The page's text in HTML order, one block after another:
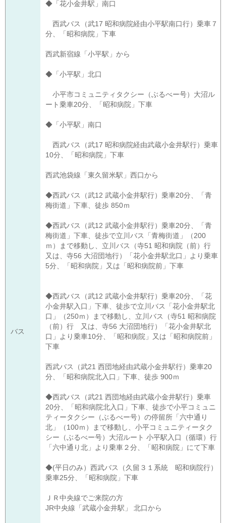
バス
◆「花小金井駅」南口
西武バス（武17 昭和病院経由小平駅南口行）乗車７
分、「昭和病院」下車
西武新宿線「小平駅」から
◆「小平駅」北口
小平市コミュニティタクシー（ぶるべー号）大沼ル
ート乗車20分、「昭和病院」下車
◆「小平駅」南口
西武バス（武17 昭和病院経由武蔵小金井駅行）乗車
10分、「昭和病院」下車
西武池袋線「東久留米駅」西口から
◆西武バス（武12 武蔵小金井駅行）乗車20分、「青
梅街道」下車、徒歩 850ｍ
◆西武バス（武12 武蔵小金井駅行）乗車20分、「青
梅街道」下車、徒歩で立川バス「青梅街道」（200
ｍ）まで移動し、立川バス（寺51 昭和病院（前）行
又は、寺56 大沼団地行）「花小金井駅北口」より乗車
5分、「昭和病院」又は「昭和病院前」下車
◆西武バス（武12 武蔵小金井駅行）乗車20分、「花
小金井駅入口」下車、徒歩で立川バス「花小金井駅北
口」（250ｍ）まで移動し、立川バス（寺51 昭和病院
（前）行 又は、寺56 大沼団地行）「花小金井駅北
口」より乗車10分、「昭和病院」又は「昭和病院前」
下車
西武バス（武21 西団地経由武蔵小金井駅行）乗車20
分、「昭和病院北入口」下車、徒歩 900ｍ
◆西武バス（武21 西団地経由武蔵小金井駅行）乗車
20分、「昭和病院北入口」下車、徒歩で小平コミュニ
ティータクシー（ぶるべー号）の停留所「六中通り
北」（100ｍ）まで移動し、小平コミュニティータク
シー（ぶるべー号）大沼ルート 小平駅入口（循環）行
「六中通り北」より乗車２分、「昭和病院」にて下車
◆(平日のみ）西武バス（久留３１系統 昭和病院行）
乗車25分、「昭和病院」下車
ＪＲ中央線でご来院の方
JR中央線「武蔵小金井駅」 北口から